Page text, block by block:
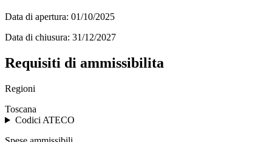
Data di apertura: 01/10/2025
Data di chiusura: 31/12/2027
Requisiti di ammissibilita
Regioni
Toscana
Codici ATECO